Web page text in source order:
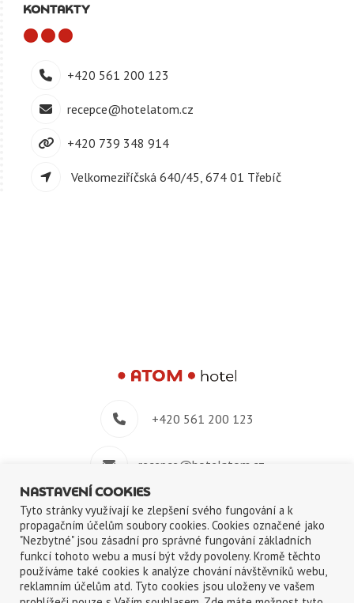
KONTAKTY
+420 561 200 123
recepce@hotelatom.cz
+420 739 348 914
Velkomeziříčská 640/45, 674 01 Třebíč
+420 561 200 123
recepce@hotelatom.cz
+420 739 348 914
Velkomeziříčská 640/45, 674 01 Třebíč
NASTAVENÍ COOKIES
Tyto stránky využívají ke zlepšení svého fungování a k
propagačním účelům soubory cookies. Cookies označené jako
"Nezbytné" jsou zásadní pro správné fungování základních
funkcí tohoto webu a musí být vždy povoleny. Kromě těchto
používáme také cookies k analýze chování návštěvníků webu,
reklamním účelům atd. Tyto cookies jsou uloženy ve vašem